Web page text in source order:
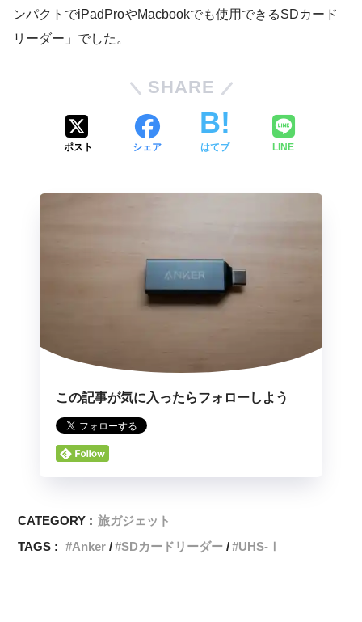
ンパクトでiPadProやMacbookでも使用できるSDカード
リーダー」でした。
SHARE
ポスト シェア はてブ LINE
この記事が気に入ったらフォローしよう
CATEGORY : 旅ガジェット
TAGS :
Anker SDカードリーダー UHS-Ⅰ